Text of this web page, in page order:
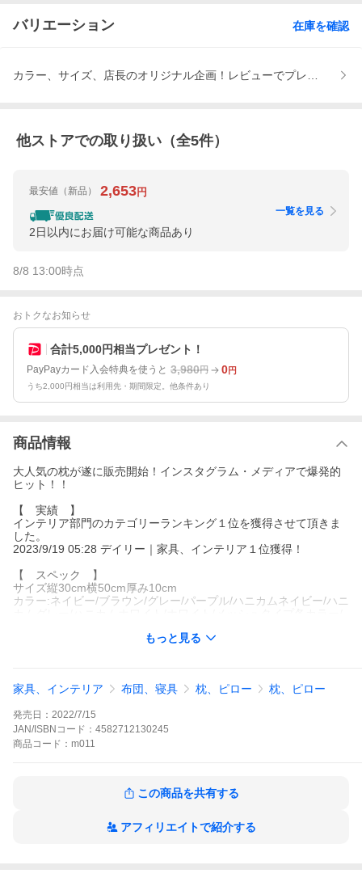
バリエーション 在庫を確認
カラー、サイズ、店長のオリジナル企画！レビューでプレゼント
他ストアでの取り扱い（全5件）
最安値 （新品） 2,653円
2日以内にお届け可能な商品あり
一覧を見る
8/8 13:00時点
おトクなお知らせ
合計5,000円相当プレゼント！
PayPayカード入会特典を使うと 3,980円 0円
うち2,000円相当は利用先・期間限定。他条件あり
商品情報
大人気の枕が遂に販売開始！インスタグラム・メディアで爆発的
ヒット！！
【 実績 】
インテリア部門のカテゴリーランキング１位を獲得させて頂きま
した。
2023/9/19 05:28 デイリー｜家具、インテリア１位獲得！
【 スペック 】
サイズ縦30cm横50cm厚み10cm
カラー:ネイビー/ブラウン/グレー/パープル/ハニカムネイビー/ハニ
します。
【 人間工学に基づいた設計 】
頸椎にぴったりとフィットし、睡眠時の負担を激減してくれま
す。姿勢を安定させ、首や肩をソフトに、またはしっかり保持し
枕カバーにもこだわりました。抜群の通気性を実現させ、簡単に
【 他社と比較してください 】
もっと見る
家具、インテリア 布団、寝具 枕、ピロー 枕、ピロー
発売日： 2022/7/15
JAN/ISBNコード： 4582712130245
商品 コード： m011
この商品を共有する
アフィリエイトで紹介する